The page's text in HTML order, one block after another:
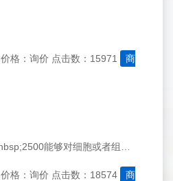
价格：询价 点击数：15971
商
价格：询价 点击数：18574
商